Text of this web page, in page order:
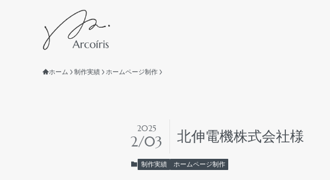
ホームページ制作・リニューアル
トータルサポート
ホーム 制作実績 ホームページ制作
北伸電機株式会社様
2025
2/03
制作実績 ホームページ制作